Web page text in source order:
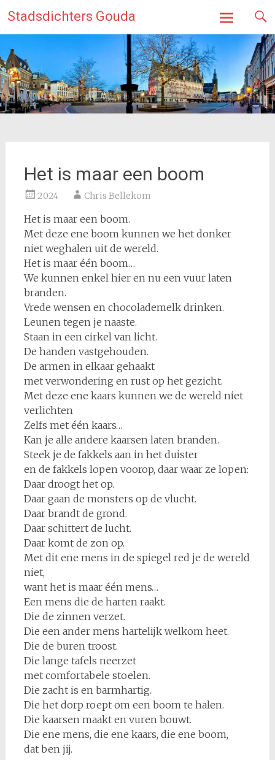
naar
de
inhoud
Stadsdichters Gouda
Het is maar een boom
2024 Chris Bellekom
Het is maar een boom.
Met deze ene boom kunnen we het donker
niet weghalen uit de wereld.
Het is maar één boom…
We kunnen enkel hier en nu een vuur laten
branden.
Vrede wensen en chocolademelk drinken.
Leunen tegen je naaste.
Staan in een cirkel van licht.
De handen vastgehouden.
De armen in elkaar gehaakt
met verwondering en rust op het gezicht.
Met deze ene kaars kunnen we de wereld niet
verlichten
Zelfs met één kaars…
Kan je alle andere kaarsen laten branden.
Steek je de fakkels aan in het duister
en de fakkels lopen voorop, daar waar ze lopen:
Daar droogt het op.
Daar gaan de monsters op de vlucht.
Daar brandt de grond.
Daar schittert de lucht.
Daar komt de zon op.
Met dit ene mens in de spiegel red je de wereld
niet,
want het is maar één mens…
Een mens die de harten raakt.
Die de zinnen verzet.
Die een ander mens hartelijk welkom heet.
Die de buren troost.
Die lange tafels neerzet
met comfortabele stoelen.
Die zacht is en barmhartig.
Die het dorp roept om een boom te halen.
Die kaarsen maakt en vuren bouwt.
Die ene mens, die ene kaars, die ene boom,
dat ben jij.